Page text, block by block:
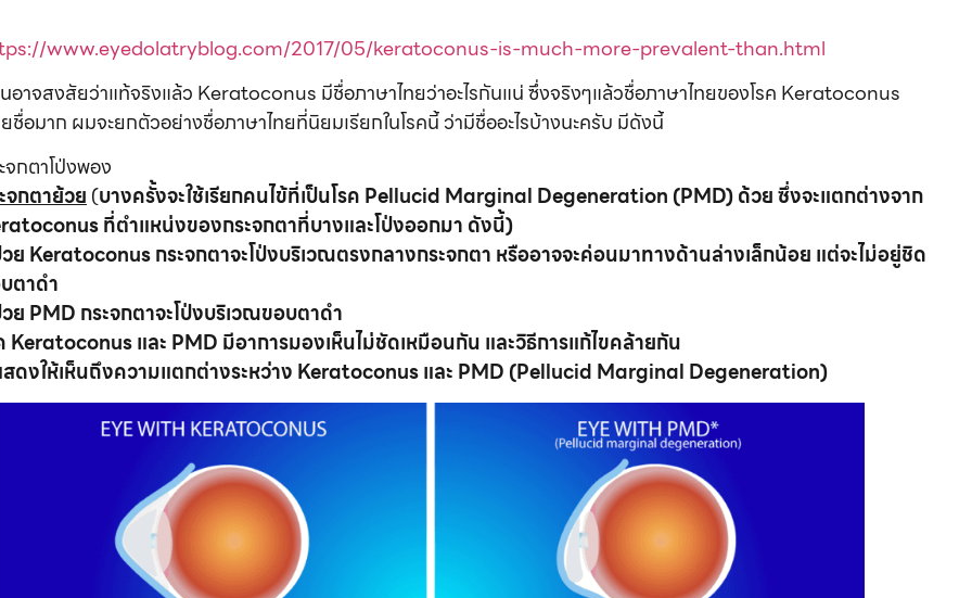
www.eyedolatryblog.com/2017/05/keratoconus-is-much-more-prevalent-than.html
อาจสงสัยว่าแท้จริงแล้ว Keratoconus มีชื่อภาษาไทยว่าอะไรกันแน่ ซึ่งจริงๆแล้วชื่อภาษาไทยของโรค Keratoconus
ชื่อมาก ผมจะยกตัวอย่างชื่อภาษาไทยที่นิยมเรียกในโรคนี้ ว่ามีชื่ออะไรบ้างนะครับ มีดังนี้
จกตาโป่งพอง
จกตาย้วย(บางครั้งจะใช้เรียกคนไข้ที่เป็นโรค Pellucid Marginal Degeneration (PMD) ด้วย ซึ่งจะแตกต่างจาก
ที่ตำแหน่งของกระจกตาที่บางและโป่งออกมา ดังนี้)
ย Keratoconus กระจกตาจะโป่งบริเวณตรงกลางกระจกตา หรืออาจจะค่อนมาทางด้านล่างเล็กน้อย แต่จะไม่อยู่ชิด
ตาดำ
ย PMD กระจกตาจะโป่งบริเวณขอบตาดำ
Keratoconus และ PMD มีอาการมองเห็นไม่ชัดเหมือนกัน และวิธีการแก้ไขคล้ายกัน
ดงให้เห็นถึงความแตกต่างระหว่าง Keratoconus และ PMD (Pellucid Marginal Degeneration)